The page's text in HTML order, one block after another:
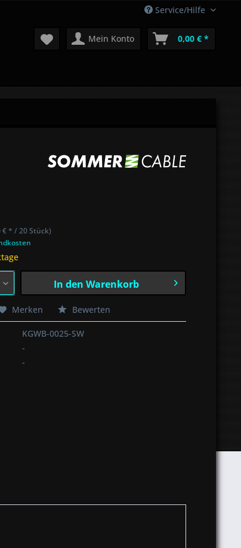
Service/Hilfe
Mein Konto 0,00 € *
€ * / 20 Stück)
In den Warenkorb
Merken Bewerten
KGWB-0025-SW
-
-